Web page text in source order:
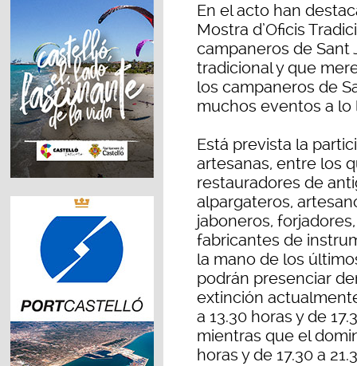
En el acto han
Mostra d’Oficis
campaneros de Sant
tradicional y que
los campaneros de
muchos eventos a lo
Está prevista la
artesanas, entre los
restauradores de
alpargateros,
jaboneros,
fabricantes de
la mano de los
podrán presenciar
extinción
a 13.30 horas y de
mientras que el
horas y de 17.30 a